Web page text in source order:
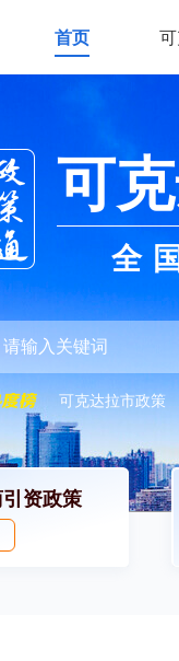
首页
可
全
可克达拉市政策
资政策